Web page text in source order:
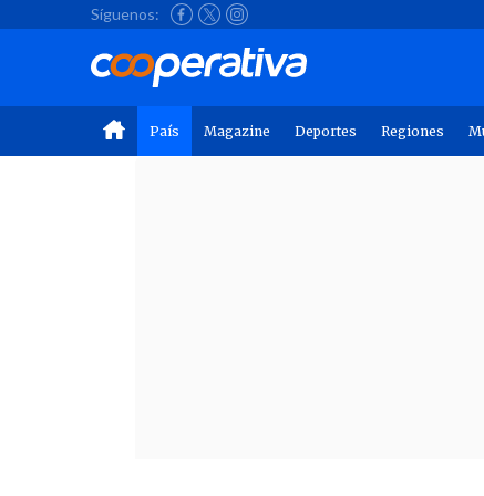
Síguenos:
País Magazine Deportes Regiones